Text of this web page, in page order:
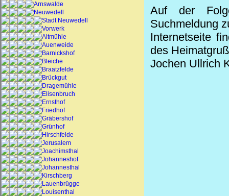
Arnswalde
Neuwedell
Stadt Neuwedell
Vorwerk
Altmühle
Auenweide
Barnickshof
Bleiche
Braatzfelde
Brückgut
Dragemühle
Elisenbruch
Ernsthof
Friedhof
Gräbershof
Grünhof
Hirschfelde
Jerusalem
Joachimsthal
Johanneshof
Johannesthal
Kirschberg
Lauenbrügge
Louisenthal
Auf der
Suchmeldung
Internetseite
des
Jochen Ullrich